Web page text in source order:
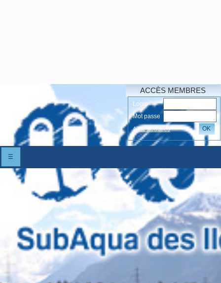
ACCÈS MEMBRES
Login
Mot passe
Accés oubliés
OK
☰